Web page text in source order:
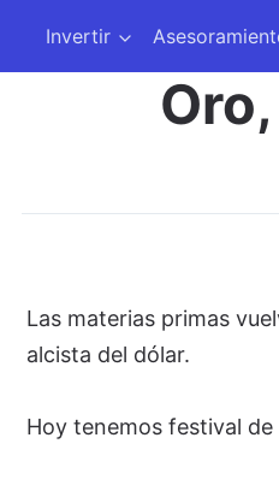
Invertir
Las materias primas
alcista del dólar.
Hoy tenemos festival de